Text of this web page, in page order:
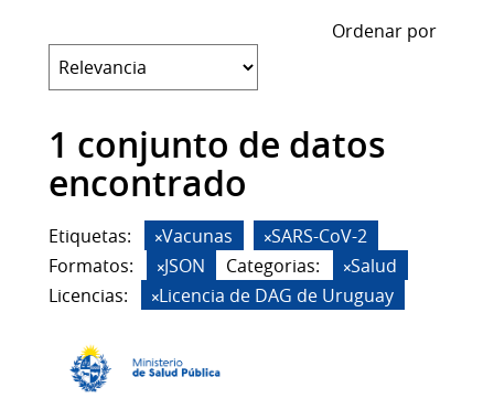
Ordenar por
1 conjunto de datos
encontrado
Etiquetas: Vacunas
SARS-CoV-2
Formatos:
JSON Categorias:
Salud
Licencias:
Licencia de DAG de Uruguay